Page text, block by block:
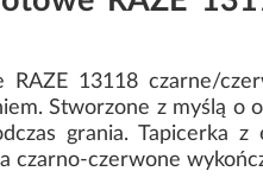
RAZE 13118 czarne/
Stworzone z myślą o
grania. Tapicerka
czarno-czerwone